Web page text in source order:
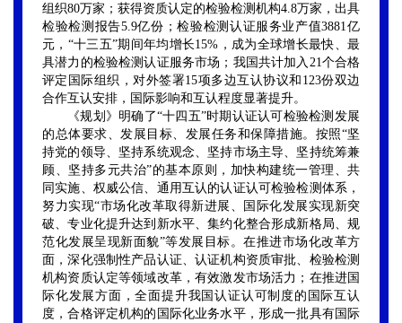
组织80万家；获得资质认定的检验检测机构4.8万家，出具
检验检测报告5.9亿份；检验检测认证服务业产值3881亿
元，“十三五”期间年均增长15%，成为全球增长最快、最
具潜力的检验检测认证服务市场；我国共计加入21个合格
评定国际组织，对外签署15项多边互认协议和123份双边
合作互认安排，国际影响和互认程度显著提升。
《规划》明确了“十四五”时期认证认可检验检测发展
的总体要求、发展目标、发展任务和保障措施。按照“坚
持党的领导、坚持系统观念、坚持市场主导、坚持统筹兼
顾、坚持多元共治”的基本原则，加快构建统一管理、共
同实施、权威公信、通用互认的认证认可检验检测体系，
努力实现“市场化改革取得新进展、国际化发展实现新突
破、专业化提升达到新水平、集约化整合形成新格局、规
范化发展呈现新面貌”等发展目标。在推进市场化改革方
面，深化强制性产品认证、认证机构资质审批、检验检测
机构资质认定等领域改革，有效激发市场活力；在推进国
际化发展方面，全面提升我国认证认可制度的国际互认
度，合格评定机构的国际化业务水平，形成一批具有国际